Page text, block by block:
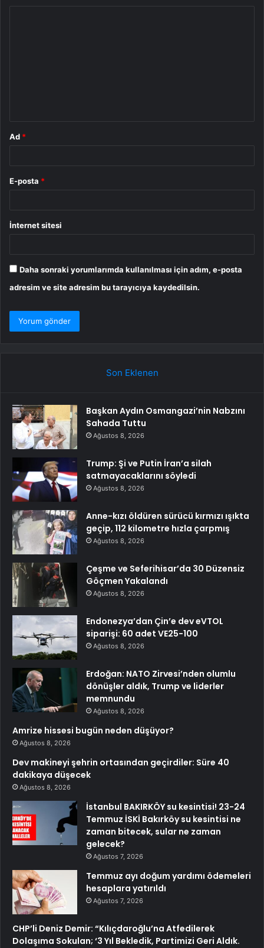
Ad *
E-posta *
İnternet sitesi
Daha sonraki yorumlarımda kullanılması için adım, e-posta
adresim ve site adresim bu tarayıcıya kaydedilsin.
Son Eklenen
Başkan Aydın Osmangazi’nin Nabzını
Sahada Tuttu
Ağustos 8, 2026
Trump: Şi ve Putin İran’a silah
satmayacaklarını söyledi
Ağustos 8, 2026
Anne-kızı öldüren sürücü kırmızı ışıkta
geçip, 112 kilometre hızla çarpmış
Ağustos 8, 2026
Çeşme ve Seferihisar’da 30 Düzensiz
Göçmen Yakalandı
Ağustos 8, 2026
Endonezya’dan Çin’e dev eVTOL
siparişi: 60 adet VE25-100
Ağustos 8, 2026
Erdoğan: NATO Zirvesi’nden olumlu
dönüşler aldık, Trump ve liderler
memnundu
Ağustos 8, 2026
Amrize hissesi bugün neden düşüyor?
Ağustos 8, 2026
Dev makineyi şehrin ortasından geçirdiler: Süre 40
dakikaya düşecek
Ağustos 8, 2026
İstanbul BAKIRKÖY su kesintisi! 23-24
Temmuz İSKİ Bakırköy su kesintisi ne
zaman bitecek, sular ne zaman
gelecek?
Ağustos 7, 2026
Temmuz ayı doğum yardımı ödemeleri
hesaplara yatırıldı
Ağustos 7, 2026
CHP’li Deniz Demir: “Kılıçdaroğlu’na Atfedilerek
Dolaşıma Sokulan; ‘3 Yıl Bekledik, Partimizi Geri Aldık.